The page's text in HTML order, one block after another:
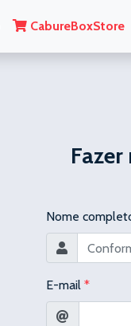
CabureBoxStore
Nome
E-mail *